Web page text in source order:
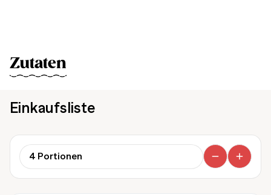
Zutaten